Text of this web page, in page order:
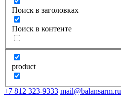
Поиск в заголовках
Поиск в контенте
product
+7 812 323-9333 mail@balansarm.ru